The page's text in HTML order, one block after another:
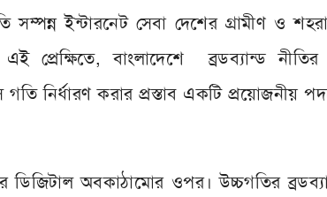
ইন্টারনেট সেবা দেশের গ্রামীণ ও
এই প্রেক্ষিতে, বাংলাদেশে ব্রডব্যান্ড
নির্ধারণ করার প্রস্তাব একটি প্রয়োজনীয়
ডিজিটাল অবকাঠামোর ওপর। উচ্চগতির